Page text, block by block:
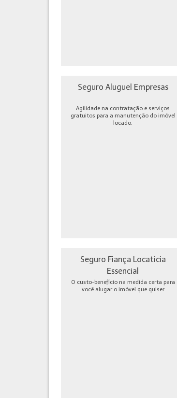
Seguro Aluguel Empresas
Agilidade na contratação e serviços
gratuitos para a manutenção do imóvel
locado.
Seguro Fiança Locatícia
Essencial
O custo-benefício na medida certa para
você alugar o imóvel que quiser